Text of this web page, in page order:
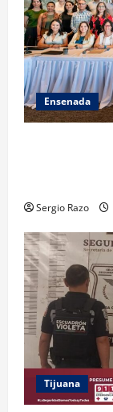
Ensenada
Sergio Razo
Tijuana